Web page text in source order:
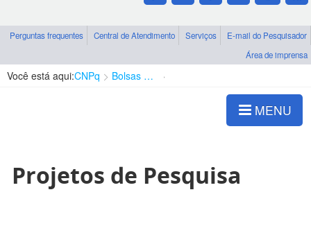
Perguntas frequentes Central de Atendimento Serviços
E-mail do Pesquisador
Área de imprensa
Você está aqui:CNPq Bolsas e Auxílios Vigentes
MENU
Projetos de Pesquisa